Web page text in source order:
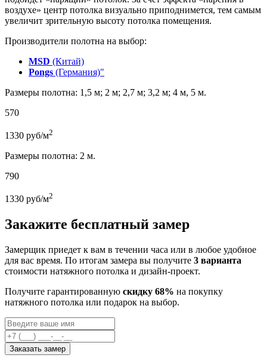
воздухе» центр потолка визуально приподнимется, тем самым
увеличит зрительную высоту потолка помещения.
Производители полотна на выбор:
MSD (Китай)
Pongs (Германия)"
Размеры полотна: 1,5 м; 2 м; 2,7 м; 3,2 м; 4 м, 5 м.
570
1330 руб/м2
Размеры полотна: 2 м.
790
1330 руб/м2
Закажите бесплатный замер
Замерщик приедет к вам в течении часа или в любое удобное
для вас время. По итогам замера вы получите 3 варианта
стоимости натяжного потолка и дизайн-проект.
Получите гарантированную скидку 68% на покупку
натяжного потолка или подарок на выбор.
Заказать замер